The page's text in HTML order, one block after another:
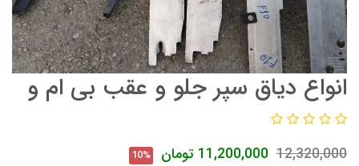
انواع دیاق سپر جلو و عقب بی ام و
12,320,000
11,200,000 تومان 10%